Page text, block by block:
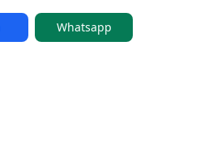
Whatsapp